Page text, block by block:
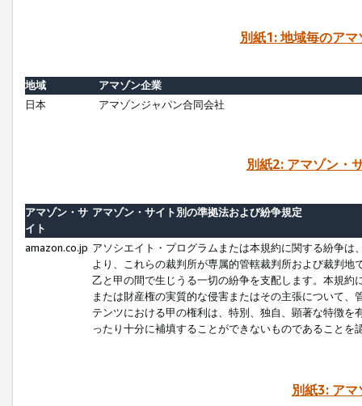
別紙1: 地域毎のア
地域
アマゾン企業
日本
アマゾンジャパン合同会社
別紙2: アマゾン・
アマゾン・サ
イト
アマゾン・サイト別の準拠法および紛争規定
amazon.co.jp アソシエイト・プログラムまたは本規約に関する紛争
より、これらの裁判所が専属的管轄裁判所および裁判
乙と甲の間で生じうる一切の紛争を支配します。本規
または財産権の実質的な侵害またはその主張について
テンツにおける甲の権利は、特別、独自、顕著な特徴
ったり十分に補填することができないものであることを
別紙3: ア